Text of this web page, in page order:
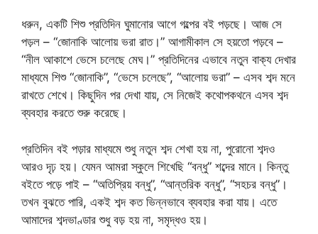
ধরুন, একটি শিশু প্রতিদিন ঘুমানোর আগে গল্পের বই পড়ছে। আজ সে
পড়ল – “জোনাকি আলোয় ভরা রাত।” আগামীকাল সে হয়তো পড়বে –
“নীল আকাশে ভেসে চলেছে মেঘ।” প্রতিদিনের এভাবে নতুন বাক্য দেখার
মাধ্যমে শিশু “জোনাকি”, “ভেসে চলেছে”, “আলোয় ভরা” – এসব শব্দ মনে
রাখতে শেখে। কিছুদিন পর দেখা যায়, সে নিজেই কথোপকথনে এসব শব্দ
ব্যবহার করতে শুরু করেছে।
প্রতিদিন বই পড়ার মাধ্যমে শুধু নতুন শব্দ শেখা হয় না, পুরোনো শব্দও
আরও দৃঢ় হয়। যেমন আমরা স্কুলে শিখেছি “বন্ধু” শব্দের মানে। কিন্তু
বইতে পড়ে পাই – “অতিপ্রিয় বন্ধু”, “আন্তরিক বন্ধু”, “সহচর বন্ধু”।
তখন বুঝতে পারি, একই শব্দ কত ভিন্নভাবে ব্যবহার করা যায়। এতে
আমাদের শব্দভাণ্ডার শুধু বড় হয় না, সমৃদ্ধও হয়।